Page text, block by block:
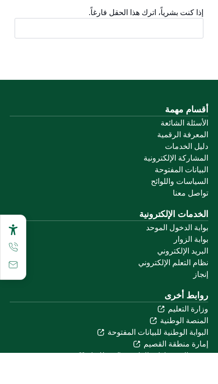
إذا كنت بشرياً، اترك هذا الحقل فارغاً.
أقسام مهمة
الأسئلة الشائعة
المعرفة الرقمية
دليل الخدمات
المشاركة الإلكترونية
البيانات المفتوحة
السياسات واللوائح
تواصل معنا
الخدمات الإلكترونية
بوابة الدخول الموحد
بوابة الزوار
البريد الإلكتروني
نظام التعلم الإلكتروني
إنجاز
روابط أخرى
وزارة التعليم
المنصة الوطنية
البوابة الوطنية للبيانات المفتوحة
إمارة منطقة القصيم
منصة الاستشارات القانونية (استطلاع)